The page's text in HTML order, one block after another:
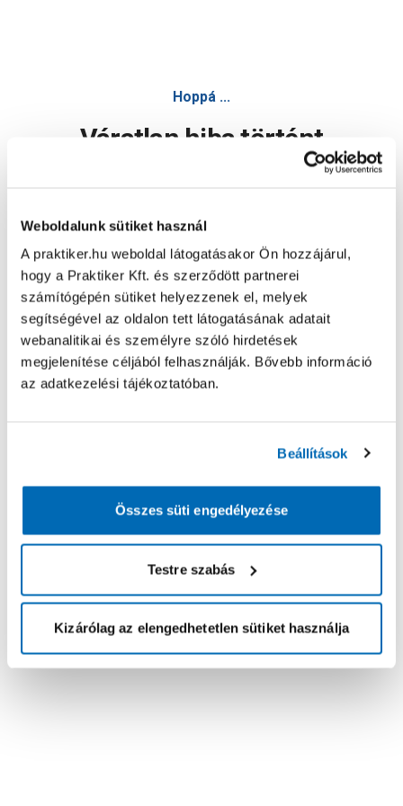
Weboldalunk sütiket használ
A praktiker.hu weboldal látogatásakor Ön hozzájárul,
hogy a Praktiker Kft. és szerződött partnerei
számítógépén sütiket helyezzenek el, melyek
segítségével az oldalon tett látogatásának adatait
webanalitikai és személyre szóló hirdetések
megjelenítése céljából felhasználják. Bővebb információ
az adatkezelési tájékoztatóban.
Beállítások
Összes süti engedélyezése
Testre szabás
Kizárólag az elengedhetetlen sütiket használja
Hoppá ...
Váratlan hiba történt
Oldal újratöltése